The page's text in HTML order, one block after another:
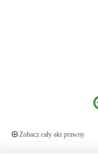
Zobacz cały akt prawny